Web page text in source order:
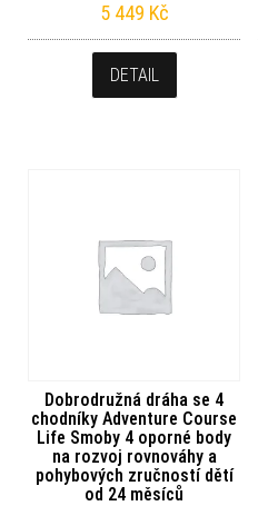
5 449 Kč
DETAIL
Dobrodružná dráha se 4
chodníky Adventure Course
Life Smoby 4 oporné body
na rozvoj rovnováhy a
pohybových zručností dětí
od 24 měsíců